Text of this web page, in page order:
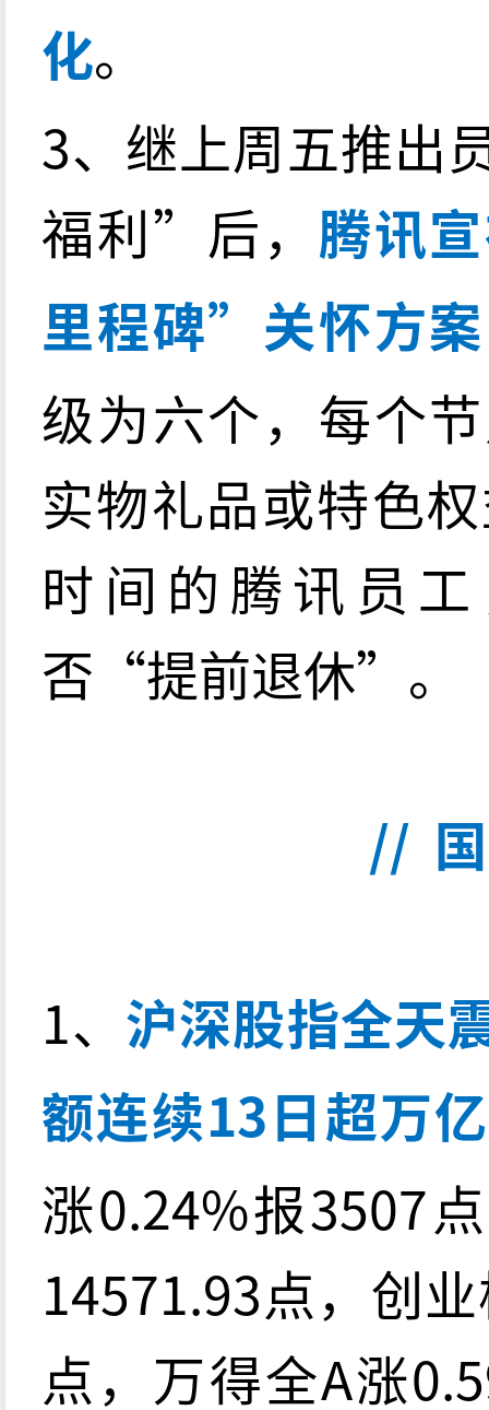
化。
3、继上周五推出
福利”后， 腾讯
里程碑”关怀方案
级为六个，每个
实物礼品或特色
时间的腾讯员
否“提前退休”。
//
1、 沪深股指全天
额连续13日超万亿
涨0.24%报3507
14571.93点，创
点，万得全A涨